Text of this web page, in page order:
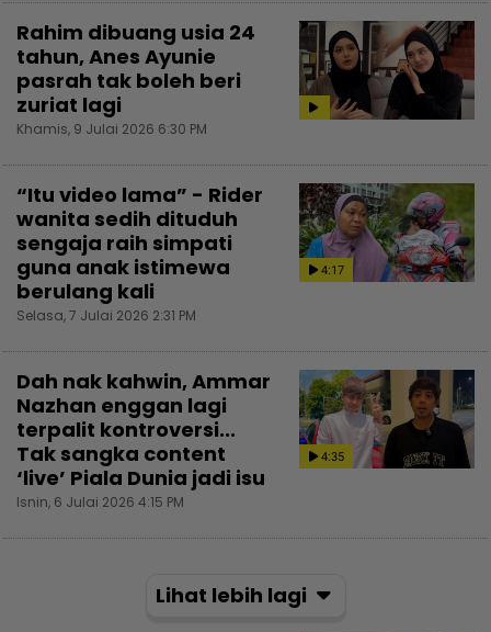
Rahim dibuang usia 24
tahun, Anes Ayunie
pasrah tak boleh beri
zuriat lagi
Khamis, 9 Julai 2026 6:30 PM
4:17
“Itu video lama” - Rider
wanita sedih dituduh
sengaja raih simpati
guna anak istimewa
berulang kali
Selasa, 7 Julai 2026 2:31 PM
4:35
Dah nak kahwin, Ammar
Nazhan enggan lagi
terpalit kontroversi...
Tak sangka content
‘live’ Piala Dunia jadi isu
Isnin, 6 Julai 2026 4:15 PM
Lihat lebih lagi